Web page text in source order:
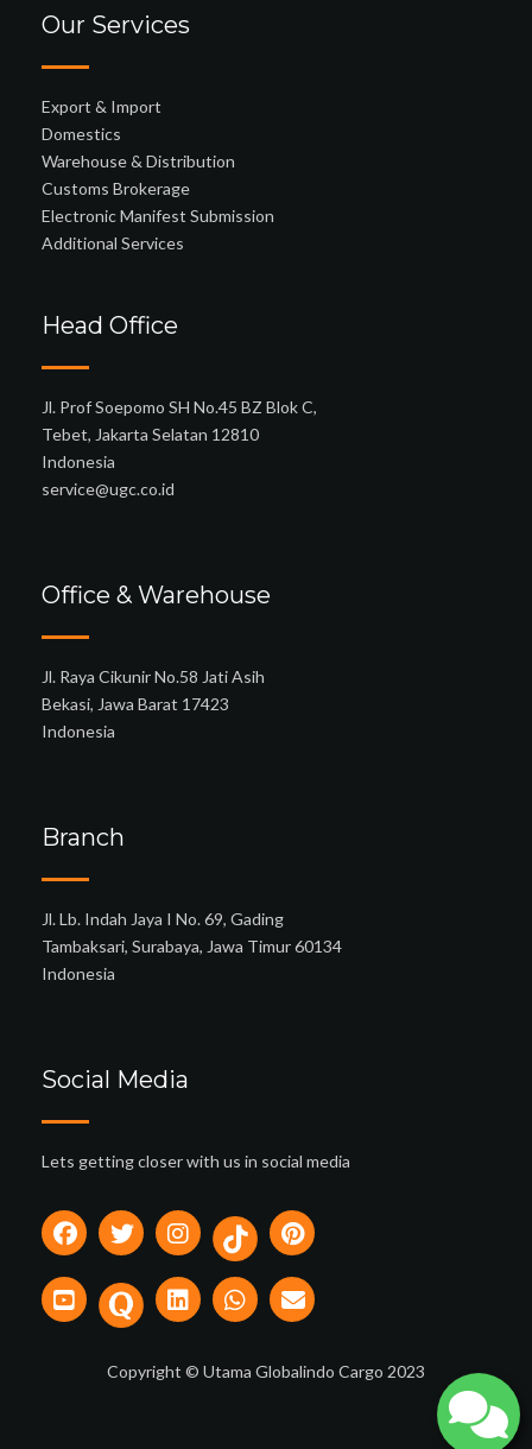
Our Services
Export & Import
Domestics
Warehouse & Distribution
Customs Brokerage
Electronic Manifest Submission
Additional Services
Head Office
Jl. Prof Soepomo SH No.45 BZ Blok C,
Tebet, Jakarta Selatan 12810
Indonesia
service@ugc.co.id
Office & Warehouse
Jl. Raya Cikunir No.58 Jati Asih
Bekasi, Jawa Barat 17423
Indonesia
Branch
Jl. Lb. Indah Jaya I No. 69, Gading
Tambaksari, Surabaya, Jawa Timur 60134
Indonesia
Social Media
Lets getting closer with us in social media
Copyright © Utama Globalindo Cargo 2023